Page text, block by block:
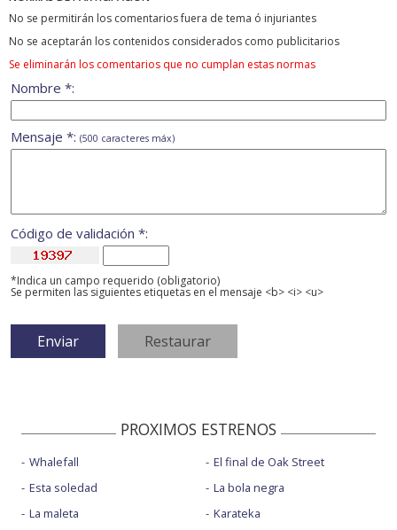
No se permitirán los comentarios fuera de tema ó injuriantes
No se aceptarán los contenidos considerados como publicitarios
Se eliminarán los comentarios que no cumplan estas normas
Nombre *:
Mensaje *: (500 caracteres máx)
Código de validación *:
*Indica un campo requerido (obligatorio)
Se permiten las siguientes etiquetas en el mensaje <b> <i> <u>
PROXIMOS ESTRENOS
Whalefall
Esta soledad
La maleta
El final de Oak Street
La bola negra
Karateka